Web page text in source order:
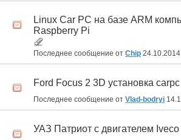
Linux Car PC на базе ARM
Raspberry Pi
Последнее сообщение от Chip 24.10.2014
Ford Focus 2 3D установка carpc
Последнее сообщение от Vlad-bodryi
УАЗ Патриот с двигателем Iveco